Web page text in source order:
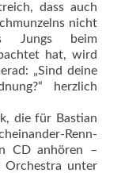
dass auch
nicht
Jungs beim
hat, wird
„Sind deine
herzlich
die für Bastian
Renn-
CD anhören –
Orchestra unter